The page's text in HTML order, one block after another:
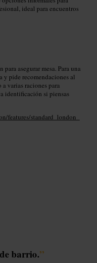
ideal para encuentros
asegurar mesa. Para una
y pide recomendaciones al
varias raciones para
identificación si piensas
features/standard_london_
barrio.”